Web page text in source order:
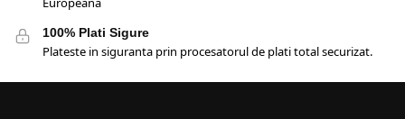
Europeana
100% Plati Sigure
Plateste in siguranta prin procesatorul de plati total securizat.